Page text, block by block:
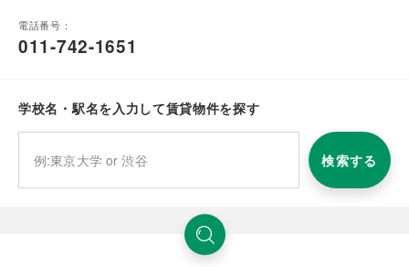
電話番号：
011-742-1651
学校名・駅名を入力して賃貸物件を探す
検索する